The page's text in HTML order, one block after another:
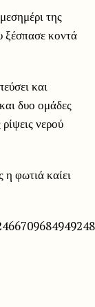
της
ξέσπασε κοντά
και
δυο ομάδες
νερού
φωτιά καίει